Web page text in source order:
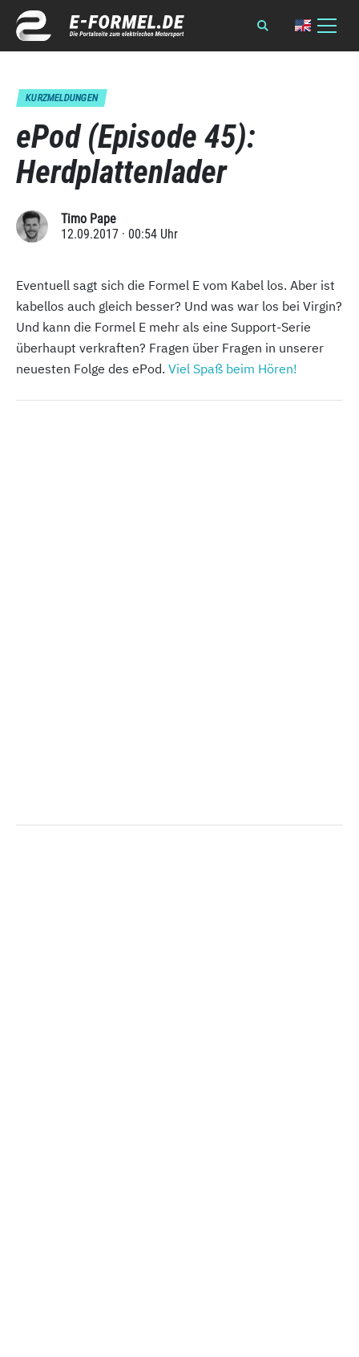
KURZMELDUNGEN
ePod (Episode 45):
Herdplattenlader
Timo Pape
12.09.2017 · 00:54 Uhr
Eventuell sagt sich die Formel E vom Kabel los. Aber ist
kabellos auch gleich besser? Und was war los bei Virgin?
Und kann die Formel E mehr als eine Support-Serie
überhaupt verkraften? Fragen über Fragen in unserer
neuesten Folge des ePod. Viel Spaß beim Hören!